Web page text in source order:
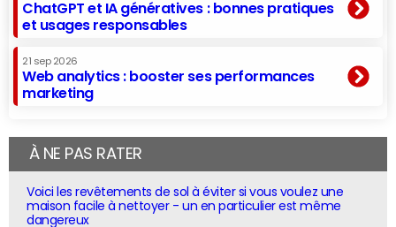
ChatGPT et IA génératives : bonnes pratiques
et usages responsables
21 sep 2026
Web analytics : booster ses performances
marketing
À NE PAS RATER
Voici les revêtements de sol à éviter si vous voulez une
maison facile à nettoyer - un en particulier est même
dangereux